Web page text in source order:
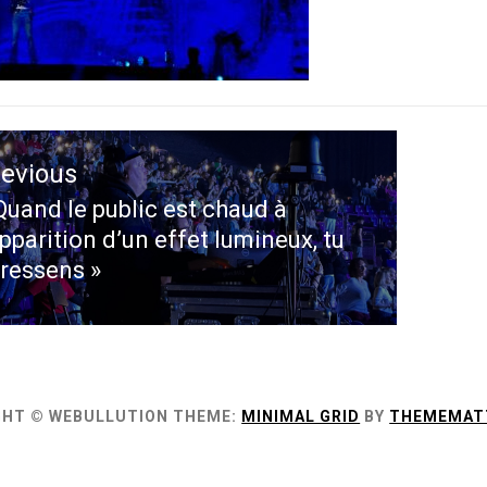
le public est chaud à
d’un effet lumineux, tu
»
© WEBULLUTION THEME: MINIMAL GRID BY